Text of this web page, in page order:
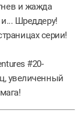
и жажда
Шреддеру!
серии!
#20-
увеличенный